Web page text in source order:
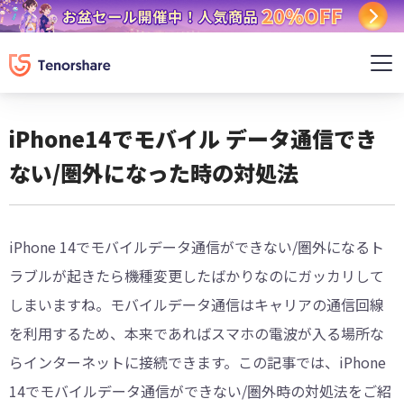
iPhone14でモバイル データ通信でき
ない/圏外になった時の対処法
iPhone 14でモバイルデータ通信ができない/圏外になるト
ラブルが起きたら機種変更したばかりなのにガッカリして
しまいますね。モバイルデータ通信はキャリアの通信回線
を利用するため、本来であればスマホの電波が入る場所な
らインターネットに接続できます。この記事では、iPhone
14でモバイルデータ通信ができない/圏外時の対処法をご紹